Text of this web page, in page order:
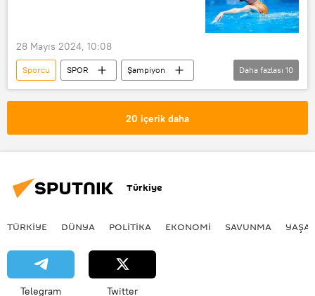
28 Mayıs 2024, 10:08
Sporcu SPOR
Şampiyon
Şampiyona
Avrupa
kadın sporcu
milli sporcu
yüzme
Selin Hürmeriç
Avrupa Gençler Artistik Yüzme Şampiyonası
Daha fazlası 10
20 içerik daha
Türkiye
TÜRKIYE DÜNYA POLİTİKA EKONOMİ SAVUNMA
Telegram Twitter